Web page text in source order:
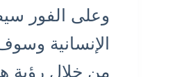
وعلى الفور
الإنسانية
من خلال رؤية